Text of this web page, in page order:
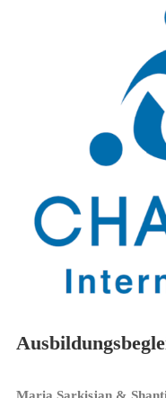
Maria Sarkisjan &